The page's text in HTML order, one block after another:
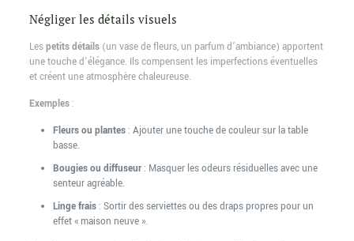
Négliger les détails visuels
Lespetits détails(un vase de fleurs, un parfum d’ambiance) apportent
une touche d’élégance. Ils compensent les imperfections éventuelles
et créent une atmosphère chaleureuse.
Exemples:
Fleurs ou plantes: Ajouter une touche de couleur sur la table
basse.
Bougies ou diffuseur: Masquer les odeurs résiduelles avec une
senteur agréable.
Linge frais: Sortir des serviettes ou des draps propres pour un
effet « maison neuve ».